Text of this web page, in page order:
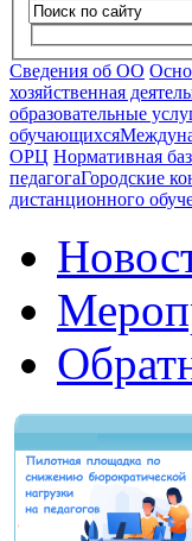
Сведения об ОО
хозяйственная
образовательные
обучающихся
ОРЦ Нормативная
педагогаГородские
дистанционного